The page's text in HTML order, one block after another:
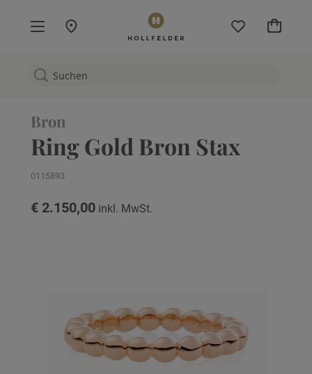
Mein
Bron
Ring Gold Bron Stax
0115893
€ 2.150,00